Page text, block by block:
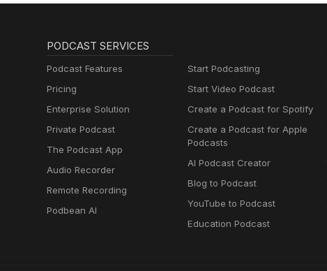
PODCAST SERVICES
Podcast Features
Pricing
Enterprise Solution
Private Podcast
The Podcast App
Audio Recorder
Remote Recording
Podbean AI
Start Podcasting
Start Video Podcast
Create a Podcast for Spotify
Create a Podcast for Apple
Podcasts
AI Podcast Creator
Blog to Podcast
YouTube to Podcast
Education Podcast